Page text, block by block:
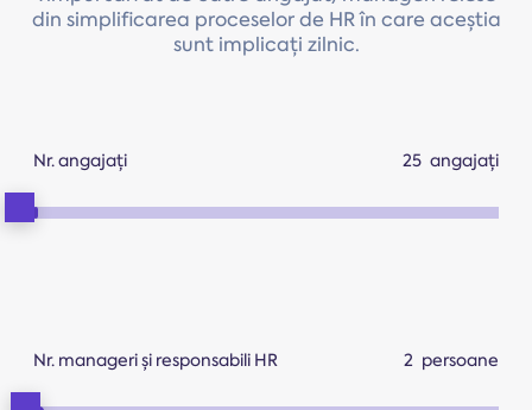
din simplificarea proceselor de HR în care aceștia
sunt implicați zilnic.
Nr. angajați angajați
Nr. manageri și responsabili HR persoane